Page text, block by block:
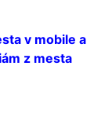
v mobile a
z mesta